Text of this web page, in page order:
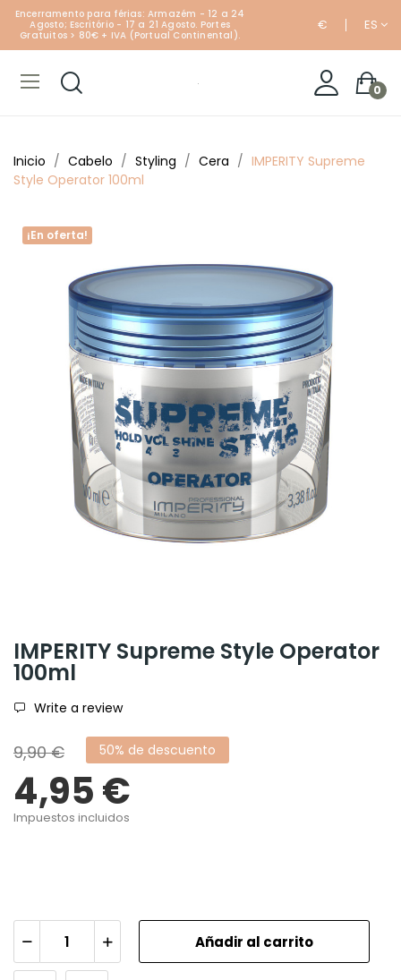
Encerramento para férias: Armazém - 12 a 24
Agosto; Escritório - 17 a 21 Agosto. Portes
Gratuitos > 80€ + IVA (Portual Continental).
€ ES
0
Inicio Cabelo Styling Cera
IMPERITY Supreme
Style Operator 100ml
¡En oferta!
IMPERITY Supreme Style Operator
100ml
Write a review
9,90 € 50% de descuento
4,95 €
Impuestos incluidos
Añadir al carrito